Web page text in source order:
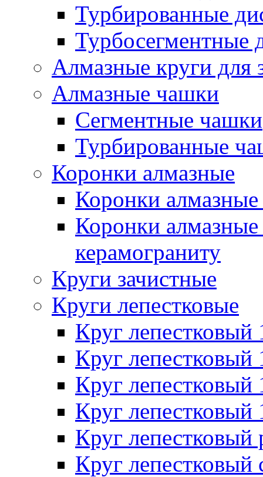
Турбированные
Турбосегментные
Алмазные круги для
Алмазные чашки
Сегментные чашки
Турбированные
Коронки алмазные
Коронки
Коронки
керамограниту
Круги зачистные
Круги лепестковые
Круг
Круг
Круг
Круг
Круг лепестковый
Круг лепестковый